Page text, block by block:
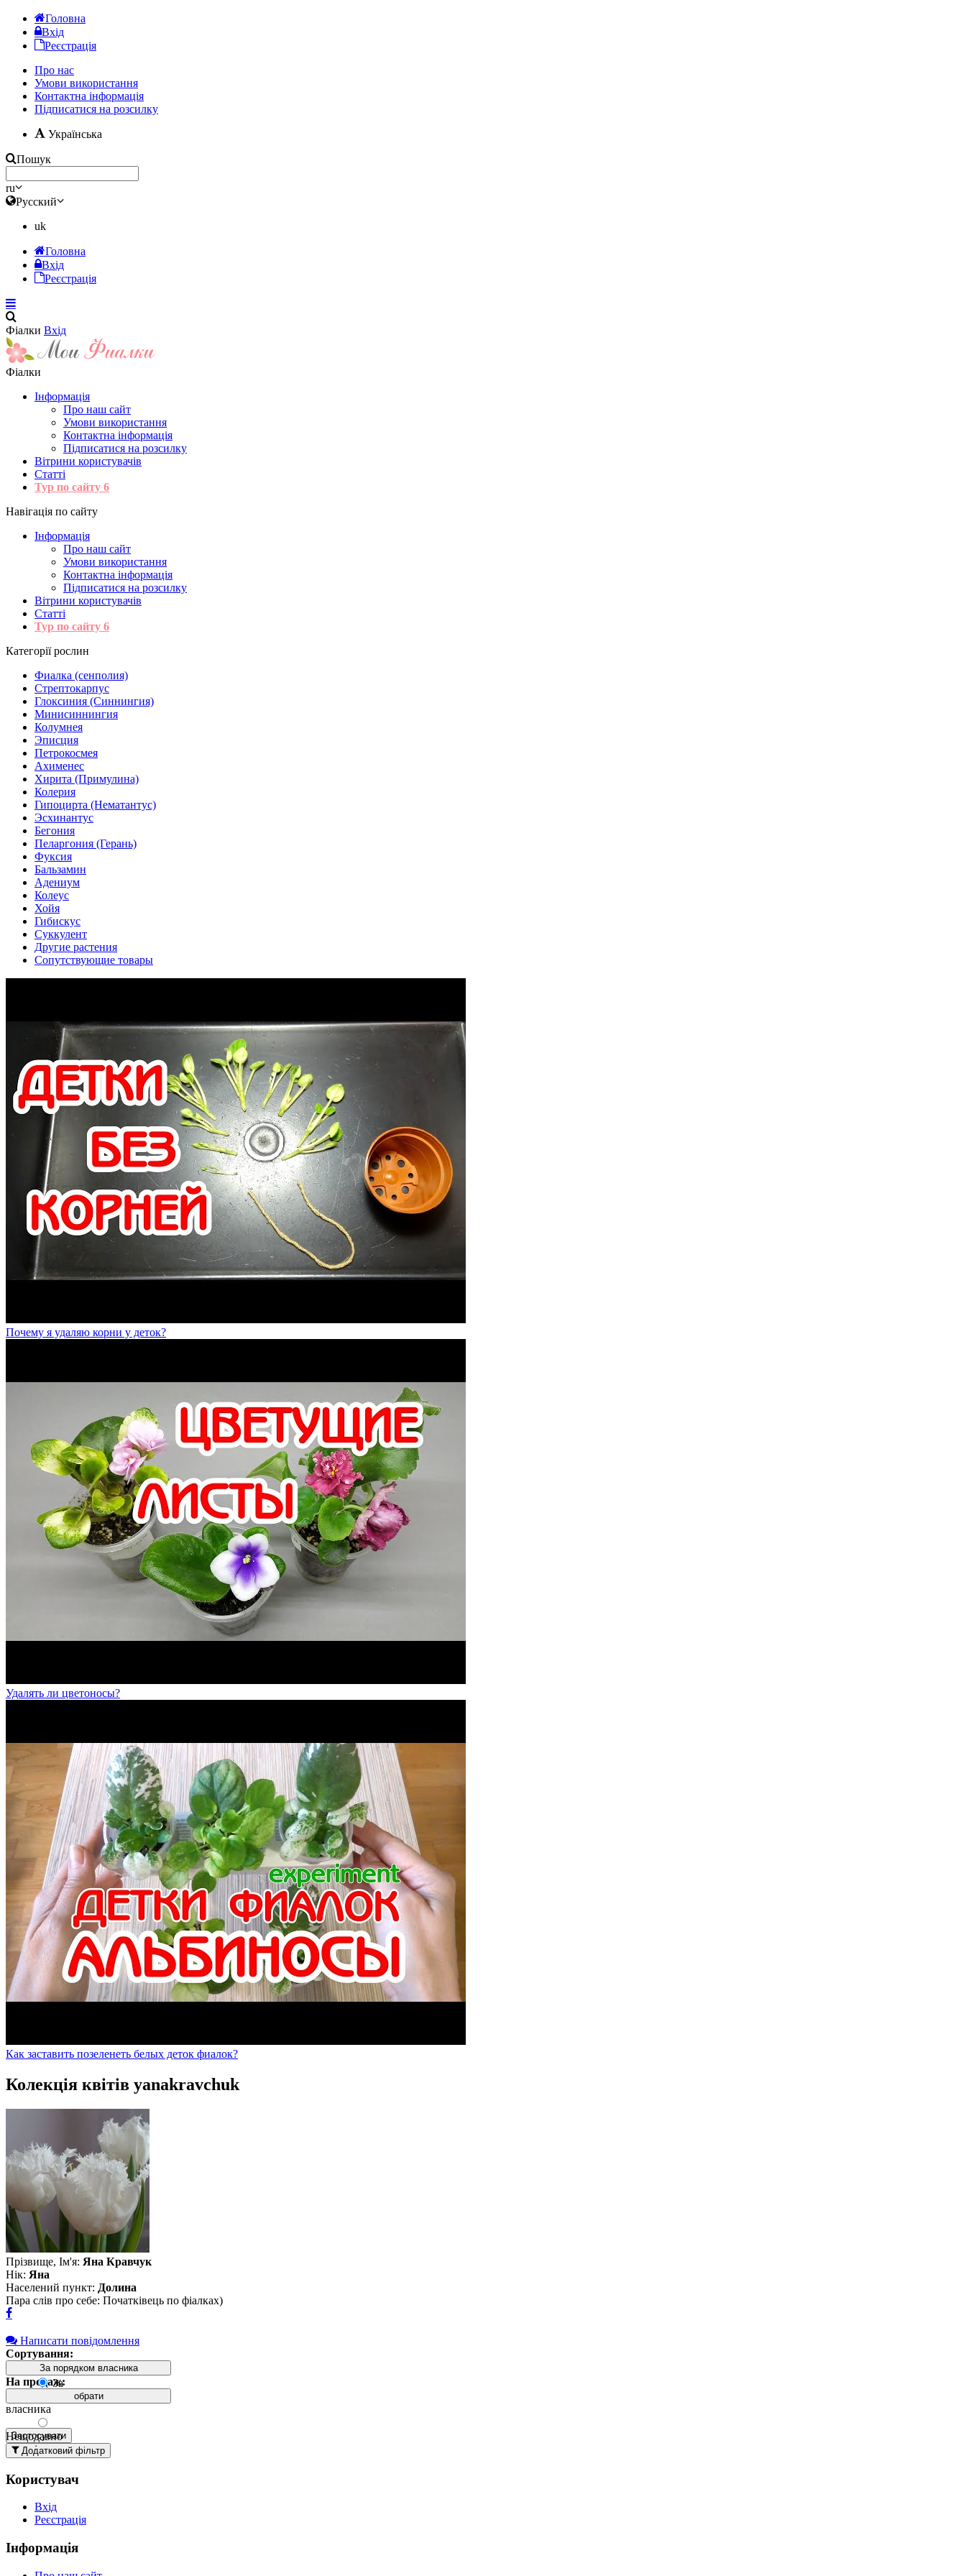
Головна
Вхід
Реєстрація
Про нас
Умови використання
Контактна інформація
Підписатися на розсилку
Українська
Пошук
ru
Русский
uk
Головна
Вхід
Реєстрація
Фіалки Вхід
Фіалки
Інформація
Про наш сайт
Умови використання
Контактна інформація
Підписатися на розсилку
Вітрини користувачів
Статті
Тур по сайту 6
Навігація по сайту
Інформація
Про наш сайт
Умови використання
Контактна інформація
Підписатися на розсилку
Вітрини користувачів
Статті
Тур по сайту 6
Категорії рослин
Фиалка (сенполия)
Стрептокарпус
Глоксиния (Синнингия)
Минисиннингия
Колумнея
Эписция
Петрокосмея
Ахименес
Хирита (Примулина)
Колерия
Гипоцирта (Нематантус)
Эсхинантус
Бегония
Пеларгония (Герань)
Фуксия
Бальзамин
Адениум
Колеус
Хойя
Гибискус
Суккулент
Другие растения
Сопутствующие товары
Почему я удаляю корни у деток?
Удалять ли цветоносы?
Как заставить позеленеть белых деток фиалок?
Колекція квітів yanakravchuk
Прізвище, Ім'я: Яна Кравчук
Нік: Яна
Населений пункт: Долина
Пара слів про себе: Початківець по фіалках)
Написати повідомлення
Сортування:
За порядком власника
За
власника
Нещодавно
додані
вгорі
Давно
додані
За
назвою А-
Я
На продаж:
обрати
Застосувати
Додатковий фільтр
Користувач
Вхід
Реєстрація
Інформація